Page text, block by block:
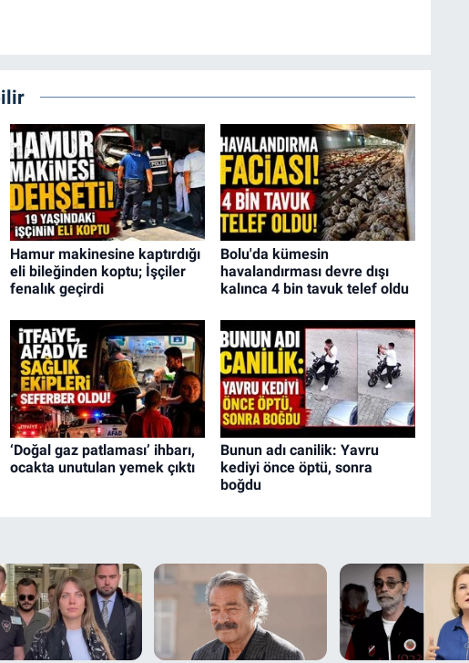
Hamur makinesine kaptırdığı
eli bileğinden koptu; İşçiler
fenalık geçirdi
Bolu'da kümesin
havalandırması devre dışı
kalınca 4 bin tavuk telef oldu
‘Doğal gaz patlaması’ ihbarı,
ocakta unutulan yemek çıktı
Bunun adı canilik: Yavru
kediyi önce öptü, sonra
boğdu